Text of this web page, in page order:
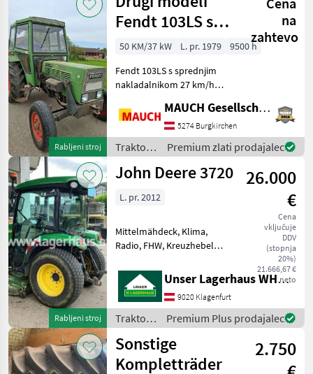
Fiat
2
Prikaži
vse
(15)
MARKETPLACE
Marketplace
Ponudbe
trgovcev
oglasi
Rabljeni stroj
Fendt 103LS s
sprednjim
nakladalnikom
na
zahtevo
50 KM/37 kW L. pr. 1979
9500 h
Fendt 103LS s sprednjim
nakladalnikom 27 km/h
TELEFONSKA ŠTEVILKA je
navedena ob SLIKAH. Na
splošno pripravljen za
uporabo Traktor Drugi
traktor
MAUCH Gesellschaft m.b.H. & Co.KG
5274 Burgkirchen
Traktor /
Sonstige
Premium zlati prodajalec
Rabljeni stroj
John Deere 3720
26.000
€
Cena
vključuje
DDV
(stopnja
20%)
21.666,67 €
neto
L. pr. 2012
Mittelmähdeck, Klima,
Radio, FHW, Kreuzhebel
vor Fahrt-Antritt
telefonisch, ob die von
Ihnen angefragte Maschine
aktuell bei uns am Lage
Unser Lagerhaus WHG, Kärnten, Klagenfurt
9020 Klagenfurt
Traktor /
John
Deere
Premium Plus prodajalec
Sonstige
Kompletträder
2.750